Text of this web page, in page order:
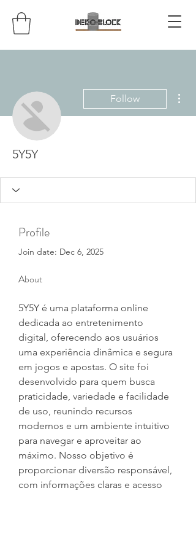
Follow
5Y5Y
Profile
Join date: Dec 6, 2025
About
5Y5Y é uma plataforma online
dedicada ao entretenimento
digital, oferecendo aos usuários
uma experiência dinâmica e segura
em jogos e apostas. O site foi
desenvolvido para quem busca
praticidade, variedade e facilidade
de uso, reunindo recursos
modernos e um ambiente intuitivo
para navegar e aproveitar ao
máximo. Nosso objetivo é
proporcionar diversão responsável,
com informações claras e acesso